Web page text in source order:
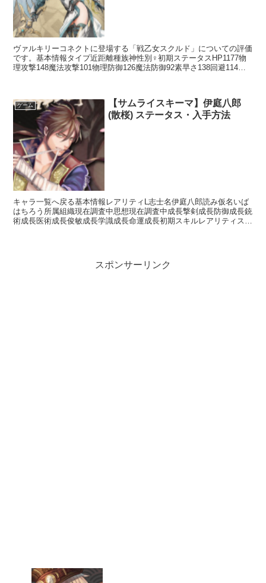
ヴァルキリーコネクトに登場する「戦乙女スクルド」についての評価
です。基本情報タイプ近距離種族神性別♀初期ステータスHP1177物
理攻撃148魔法攻撃101物理防御126魔法防御92素早さ138回避114命
ゲーム
【サムライスキーマ】伊庭八郎
(散桜) ステータス・入手方法
キャラ一覧へ戻る基本情報レアリティL志士名伊庭八郎読み仮名いば
はちろう所属組織現在調査中思想現在調査中成長撃剣成長防御成長銃
術成長医術成長俊敏成長学識成長命運成長初期スキルレアリティスキ
スポンサーリンク